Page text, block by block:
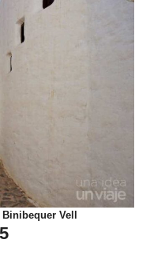
Binibequer Vell